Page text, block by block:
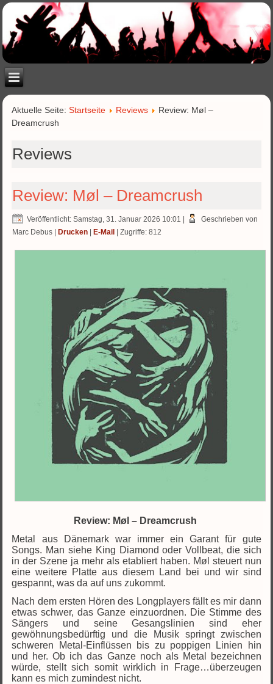
Aktuelle Seite:Startseite Reviews
Review: Møl –
Dreamcrush
Reviews
Review: Møl – Dreamcrush
Veröffentlicht: Samstag, 31. Januar 2026 10:01
Geschrieben von
Marc Debus
Drucken E-Mail | Zugriffe: 812
Review: Møl – Dreamcrush
Metal aus Dänemark war immer ein Garant für gute
Songs. Man siehe King Diamond oder Vollbeat, die sich
in der Szene ja mehr als etabliert haben. Møl steuert nun
eine weitere Platte aus diesem Land bei und wir sind
gespannt, was da auf uns zukommt.
Nach dem ersten Hören des Longplayers fällt es mir dann
etwas schwer, das Ganze einzuordnen. Die Stimme des
Sängers und seine Gesangslinien sind eher
gewöhnungsbedürftig und die Musik springt zwischen
schweren Metal-Einflüssen bis zu poppigen Linien hin
und her. Ob ich das Ganze noch als Metal bezeichnen
würde, stellt sich somit wirklich in Frage…überzeugen
kann es mich zumindest nicht.